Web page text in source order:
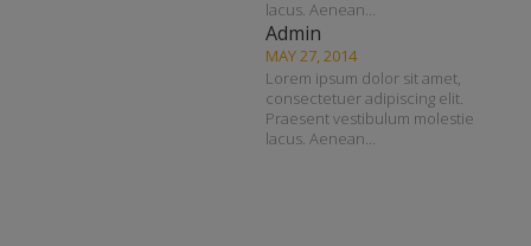
lacus. Aenean…
Admin
MAY 27, 2014
Lorem ipsum dolor sit amet,
consectetuer adipiscing elit.
Praesent vestibulum molestie
lacus. Aenean…